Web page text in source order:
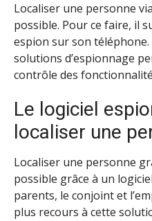
Localiser une personne
possible. Pour ce faire, il
espion sur son
solutions d’espionnage
contrôle des
Le logiciel
localiser une
Localiser une personne
possible grâce à un
parents, le conjoint et
plus recours à cette